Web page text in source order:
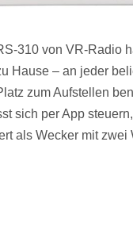
310 von VR-Radio
Hause – an jeder
zum Aufstellen
sich per App
als Wecker mit zwei